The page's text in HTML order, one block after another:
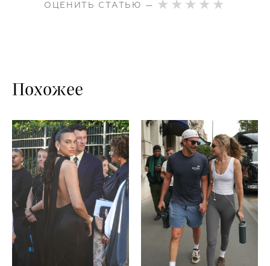
ОЦЕНИТЬ СТАТЬЮ —
Похожее